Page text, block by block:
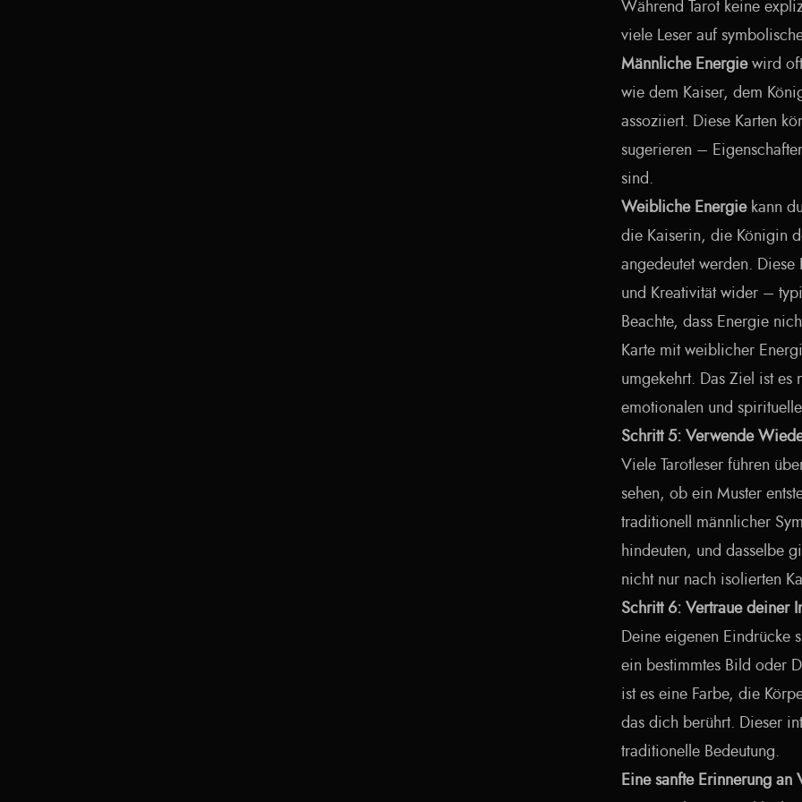
Während Tarot keine
viele Leser auf
Männliche Energiewird oft
wie dem Kaiser, dem
assoziiert. Diese Karten
sugerieren –
sind.
Weibliche Energiekann
die Kaiserin, die Königin
angedeutet werden.
und Kreativität wider –
Beachte, dass Energie
Karte mit weiblicher
umgekehrt. Das Ziel ist es
emotionalen und
Schritt 5: Verwende
Viele Tarotleser führen
sehen, ob ein Muster
traditionell männlicher
hindeuten, und dasselbe
nicht nur nach isolierten
Schritt 6: Vertraue deiner
Deine eigenen Eindrücke
ein bestimmtes Bild oder
ist es eine Farbe, die
das dich berührt. Dieser
traditionelle Bedeutung.
Eine sanfte Erinnerung an